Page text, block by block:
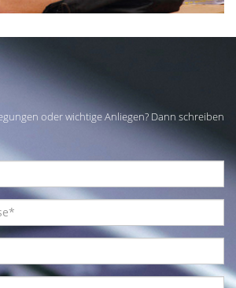
oder wichtige Anliegen? Dann schreiben